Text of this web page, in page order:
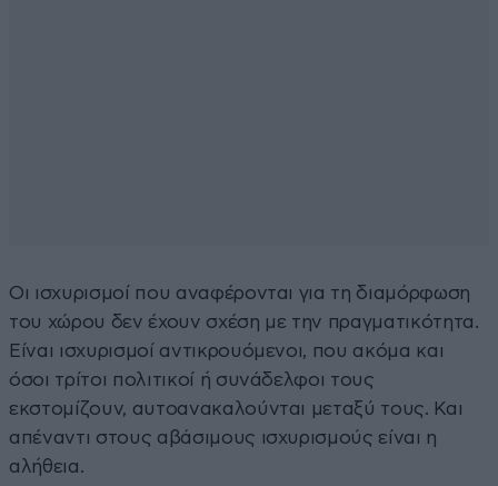
Οι ισχυρισμοί που αναφέρονται για τη διαμόρφωση
του χώρου δεν έχουν σχέση με την πραγματικότητα.
Είναι ισχυρισμοί αντικρουόμενοι, που ακόμα και
όσοι τρίτοι πολιτικοί ή συνάδελφοι τους
εκστομίζουν, αυτοανακαλούνται μεταξύ τους. Και
απέναντι στους αβάσιμους ισχυρισμούς είναι η
αλήθεια.